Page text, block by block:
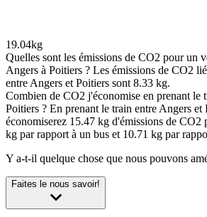
19.04kg
Quelles sont les émissions de CO2 pour un
Angers à Poitiers ? Les émissions de CO2
entre Angers et Poitiers sont 8.33 kg.
Combien de CO2 j'économise en prenant le
Poitiers ? En prenant le train entre Angers et
économiserez 15.47 kg d'émissions de CO2
kg par rapport à un bus et 10.71 kg par
Y a-t-il quelque chose que nous pouvons
Faites le nous savoir!